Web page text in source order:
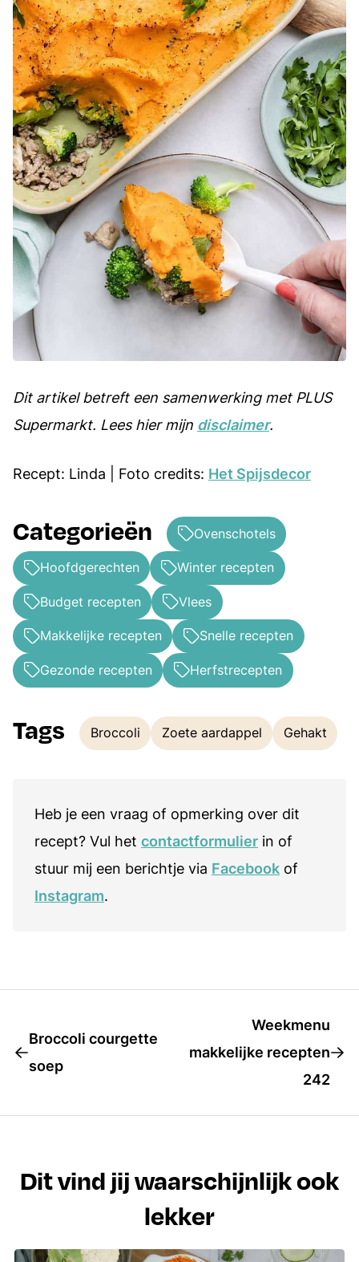
Dit artikel betreft een samenwerking met PLUS
Supermarkt. Lees hier mijn disclaimer.
Recept: Linda | Foto credits: Het Spijsdecor
Categorieën Ovenschotels
Hoofdgerechten Winter recepten
Budget recepten Vlees
Makkelijke recepten Snelle recepten
Gezonde recepten Herfstrecepten
Tags
Tags
Broccoli Zoete aardappel Gehakt
Heb je een vraag of opmerking over dit
recept? Vul het contactformulier in of
stuur mij een berichtje via Facebook of
Instagram.
Broccoli courgette
soep
Weekmenu
makkelijke recepten
242
Dit vind jij waarschijnlijk ook
lekker